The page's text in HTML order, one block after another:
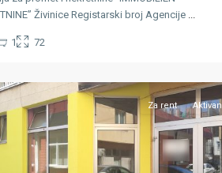
Živinice Registarski broj Agencije ...
1 72
,
Za rent Aktivan